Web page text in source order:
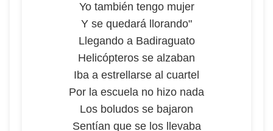
Yo también tengo mujer
Y se quedará llorando"
Llegando a Badiraguato
Helicópteros se alzaban
Iba a estrellarse al cuartel
Por la escuela no hizo nada
Los boludos se bajaron
Sentían que se los llevaba